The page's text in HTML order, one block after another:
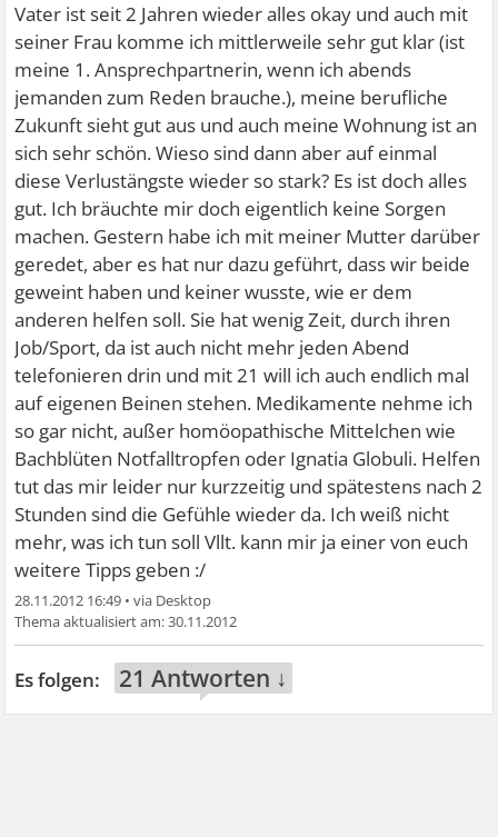
Vater ist seit 2 Jahren wieder alles okay und auch mit
seiner Frau komme ich mittlerweile sehr gut klar (ist
meine 1. Ansprechpartnerin, wenn ich abends
jemanden zum Reden brauche.), meine berufliche
Zukunft sieht gut aus und auch meine Wohnung ist an
sich sehr schön. Wieso sind dann aber auf einmal
diese Verlustängste wieder so stark? Es ist doch alles
gut. Ich bräuchte mir doch eigentlich keine Sorgen
machen. Gestern habe ich mit meiner Mutter darüber
geredet, aber es hat nur dazu geführt, dass wir beide
geweint haben und keiner wusste, wie er dem
anderen helfen soll. Sie hat wenig Zeit, durch ihren
Job/Sport, da ist auch nicht mehr jeden Abend
telefonieren drin und mit 21 will ich auch endlich mal
auf eigenen Beinen stehen. Medikamente nehme ich
so gar nicht, außer homöopathische Mittelchen wie
Bachblüten Notfalltropfen oder Ignatia Globuli. Helfen
tut das mir leider nur kurzzeitig und spätestens nach 2
Stunden sind die Gefühle wieder da. Ich weiß nicht
mehr, was ich tun sollVllt. kann mir ja einer von euch
weitere Tipps geben :/
28.11.2012 16:49 •
30.11.2012
21 Antworten ↓